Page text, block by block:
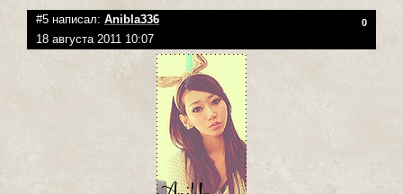
#5 написал: Anibla336 0
18 августа 2011 10:07